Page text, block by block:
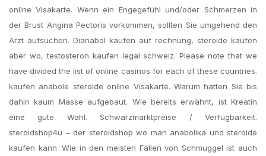
online Visakarte. Wenn ein Engegefühl und/oder Schmerzen in
der Brust Angina Pectoris vorkommen, sollten Sie umgehend den
Arzt aufsuchen. Dianabol kaufen auf rechnung, steroide kaufen
aber wo, testosteron kaufen legal schweiz. Please note that we
have divided the list of online casinos for each of these countries.
kaufen anabole steroide online Visakarte. Warum hatten Sie bis
dahin kaum Masse aufgebaut. Wie bereits erwähnt, ist Kreatin
eine gute Wahl. Schwarzmarktpreise / Verfügbarkeit.
steroidshop4u – der steroidshop wo man anabolika und steroide
kaufen kann. Wie in den meisten Fällen von Schmuggel ist auch